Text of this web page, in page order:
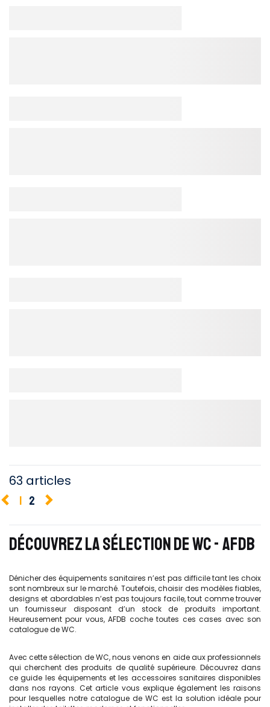
63 articles
1 2
DÉCOUVREZ LA SÉLECTION DE WC - AFDB
Dénicher des équipements sanitaires n’est pas difficile tant les choix
sont nombreux sur le marché. Toutefois, choisir des modèles fiables,
designs et abordables n’est pas toujours facile, tout comme trouver
un fournisseur disposant d’un stock de produits important.
Heureusement pour vous, AFDB coche toutes ces cases avec son
catalogue de WC.
Avec cette sélection de WC, nous venons en aide aux professionnels
qui cherchent des produits de qualité supérieure. Découvrez dans
ce guide les équipements et les accessoires sanitaires disponibles
dans nos rayons. Cet article vous explique également les raisons
pour lesquelles notre catalogue de WC est la solution idéale pour